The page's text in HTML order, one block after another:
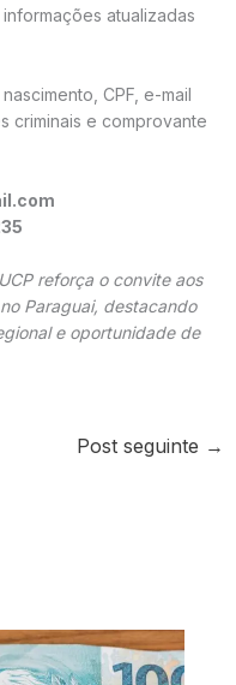
atualizadas
CPF, e-mail
criminais e comprovante
reforça o convite aos
Paraguai, destacando
e oportunidade de
Post seguinte →